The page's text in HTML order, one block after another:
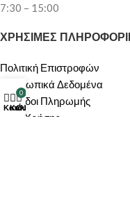
7:30 – 15:00
ΧΡΗΣΙΜΕΣ
Πολιτική Επιστροφών
Προσωπικά Δεδομένα
Μέθοδοι Πληρωμής
Όροι Χρήσης
Κατάστημα
0
Καλάθι
Ο λογαριασμός μου